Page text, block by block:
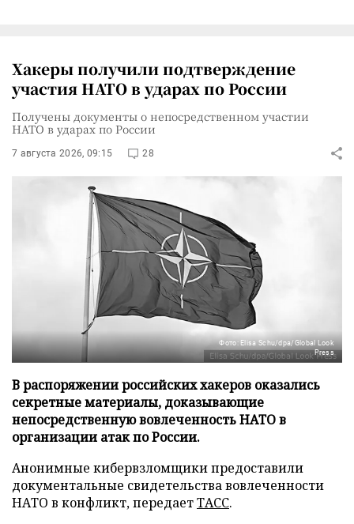
Хакеры получили подтверждение
участия НАТО в ударах по России
Получены документы о непосредственном участии
НАТО в ударах по России
7 августа 2026, 09:15 28
Фото: Elisa Schu/dpa/Global Look
Press
В распоряжении российских хакеров оказались
секретные материалы, доказывающие
непосредственную вовлеченность НАТО в
организации атак по России.
Анонимные кибервзломщики предоставили
документальные свидетельства вовлеченности
НАТО в конфликт, передаетТАСС.